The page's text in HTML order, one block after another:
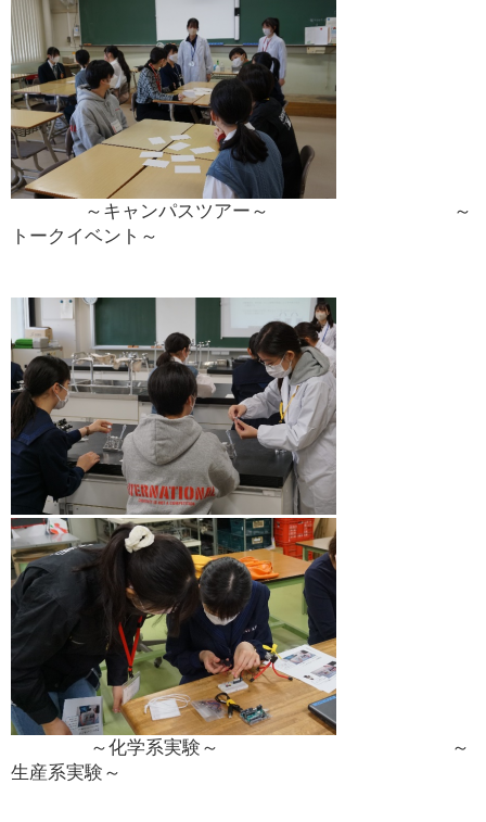
～キャンパスツアー～ ～
トークイベント～
～化学系実験～ ～
生産系実験～